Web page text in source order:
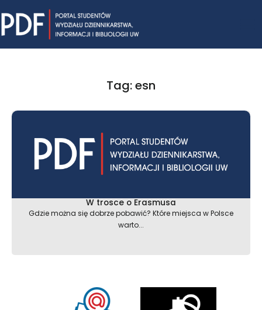
to
content
Tag: esn
W trosce o Erasmusa
Gdzie można się dobrze pobawić? Które miejsca w Polsce
warto...